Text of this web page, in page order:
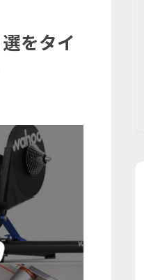
をタイ